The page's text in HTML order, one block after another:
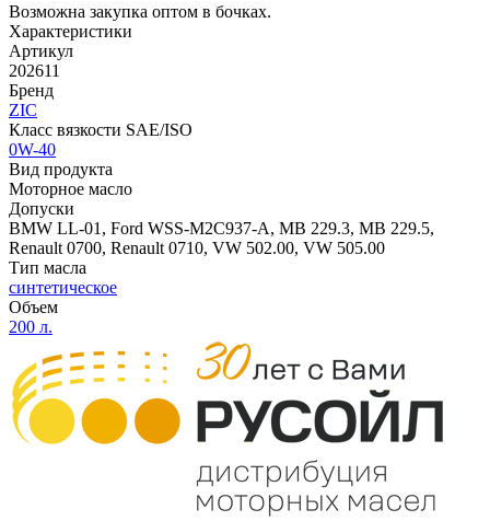
Возможна закупка оптом в бочках.
Характеристики
Артикул
202611
Бренд
ZIC
Класс вязкости SAE/ISO
0W-40
Вид продукта
Моторное масло
Допуски
BMW LL-01, Ford WSS-M2C937-A, MB 229.3, MB 229.5,
Renault 0700, Renault 0710, VW 502.00, VW 505.00
Тип масла
синтетическое
Объем
200 л.